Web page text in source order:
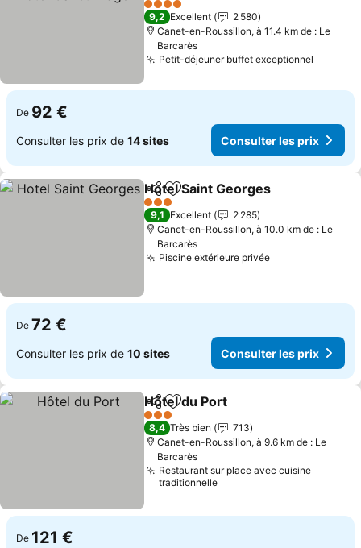
Consulter les prix
4 Étoiles
9,2 Excellent
2 580
Canet-en-Roussillon, à 11.4 km de : Le
Barcarès
Petit-déjeuner buffet exceptionnel
De 92 €
Consulter les prix de 14 sites Consulter les prix
PartagerAjouter à mes favoris
Hotel Saint Georges
3 Étoiles
9,1 Excellent
2 285
Canet-en-Roussillon, à 10.0 km de : Le
Barcarès
Piscine extérieure privéeConsulter les
De 72 €
Consulter les prix de 10 sites Consulter les prix
PartagerAjouter à mes favoris
Hôtel du Port
3 Étoiles
8,4 Très bien
713
Canet-en-Roussillon, à 9.6 km de : Le
Barcarès
Restaurant sur place avec cuisine
traditionnelle
De 121 €